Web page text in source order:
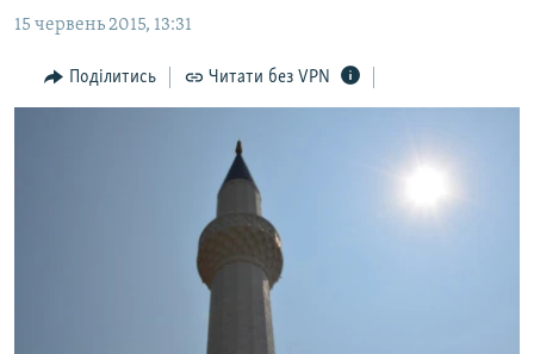
основної
навігації
Перейти
до
БЛОГИ
ПОГЛЯД
ЯК ОБІЙТИ БЛОКУВАННЯ
15 червень 2015, 13:31
Поділитись Читати без VPN